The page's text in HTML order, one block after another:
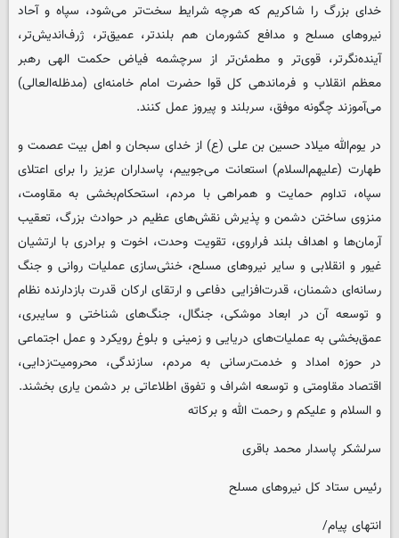
خدای بزرگ را شاکریم که هرچه شرایط سخت‌تر می‌شود، سپاه و آحاد
نیروهای مسلح و مدافع کشورمان هم بلندتر، عمیق‌تر، ژرف‌اندیش‌تر،
آینده‌نگرتر، قوی‌تر و مطمئن‌تر از سرچشمه فیاض حکمت الهی رهبر
معظم انقلاب و فرماندهی کل قوا حضرت امام خامنه‌ای (مدظله‌العالی)
می‌آموزند چگونه موفق، سربلند و پیروز عمل کنند.
در یوم‌الله میلاد حسین بن علی (ع) از خدای سبحان و اهل بیت عصمت و
طهارت (علیهم‌السلام) استعانت می‌جوییم، پاسداران عزیز را برای اعتلای
سپاه، تداوم حمایت و همراهی با مردم، استحکام‌بخشی به مقاومت،
منزوی ساختن دشمن و پذیرش نقش‌های عظیم در حوادث بزرگ، تعقیب
آرمان‌ها و اهداف بلند فراروی، تقویت وحدت، اخوت و برادری با ارتشیان
غیور و انقلابی و سایر نیروهای مسلح، خنثی‌سازی عملیات روانی و جنگ
رسانه‌ای دشمنان، قدرت‌افزایی دفاعی و ارتقای ارکان قدرت بازدارنده نظام
و توسعه آن در ابعاد موشکی، جنگال، جنگ‌های شناختی و سایبری،
عمق‌بخشی به عملیات‌های دریایی و زمینی و بلوغ رویکرد و عمل اجتماعی
در حوزه امداد و خدمت‌رسانی به مردم، سازندگی، محرومیت‌زدایی،
اقتصاد مقاومتی و توسعه اشراف و تفوق اطلاعاتی بر دشمن یاری بخشند.
و السلام و علیکم و رحمت الله و برکاته
سرلشکر پاسدار محمد باقری
رئیس ستاد کل نیروهای مسلح
انتهای پیام/